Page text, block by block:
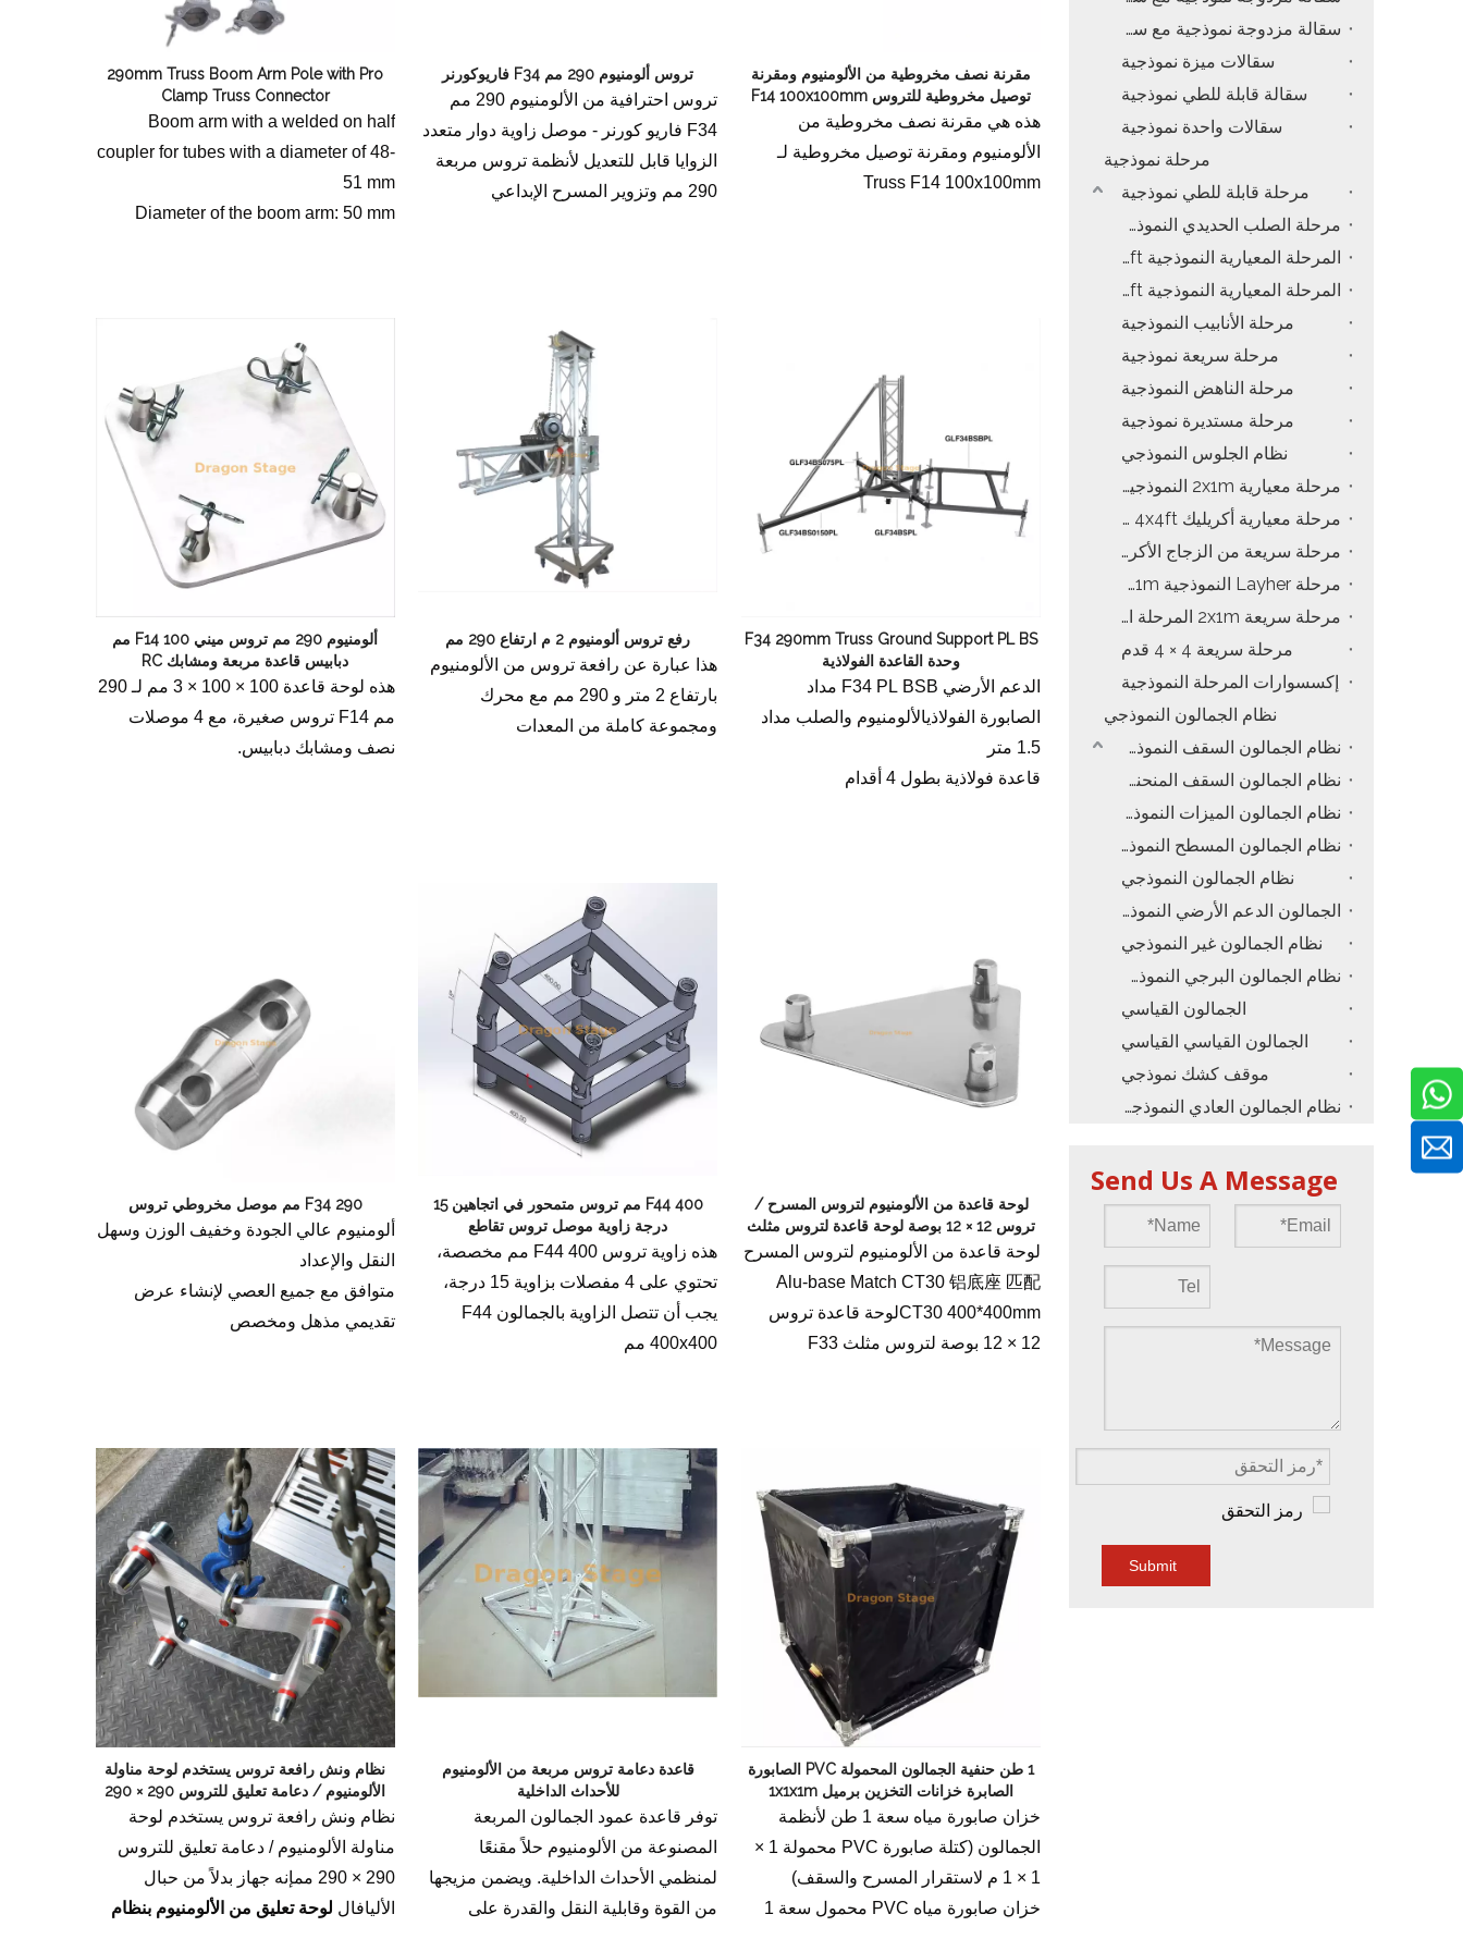
أدوات المسرح وملحقاتها مجوهرات مناسبات الزفاف
صندوق تعبئة الحدث
تروس أسعار المنتجات ذات الصلة
سعر حالة الرحلة
سعر إضاءة المسرح
290mm Truss Boom Arm Pole with Pro
Clamp Truss Connector
Boom arm with a welded on half
coupler for tubes with a diameter of 48-
51 mm
Diameter of the boom arm: 50 mm
تروس ألومنيوم 290 مم F34 فاريوكورنر
تروس احترافية من الألومنيوم 290 مم
F34 فاريو كورنر - موصل زاوية دوار متعدد
الزوايا قابل للتعديل لأنظمة تروس مربعة
290 مم وتزوير المسرح الإبداعي
مقرنة نصف مخروطية من الألومنيوم ومقرنة
توصيل مخروطية للتروس F14 100x100mm
هذه هي مقرنة نصف مخروطية من
الألومنيوم ومقرنة توصيل مخروطية لـ
Truss F14 100x100mm
ألومنيوم 290 مم تروس ميني F14 100 مم
دبابيس قاعدة مربعة ومشابك RC
هذه لوحة قاعدة 100 × 100 × 3 مم لـ 290
مم F14 تروس صغيرة، مع 4 موصلات
نصف ومشابك دبابيس.
رفع تروس ألومنيوم 2 م ارتفاع 290 ​​مم
هذا عبارة عن رافعة تروس من الألومنيوم
بارتفاع 2 متر و 290 مم مع محرك
ومجموعة كاملة من المعدات
F34 290mm Truss Ground Support PL BS
وحدة القاعدة الفولاذية
الدعم الأرضي F34 PL BSB مداد
الصابورة الفولاذيالألومنيوم والصلب مداد
1.5 متر
قاعدة فولاذية بطول 4 أقدام
F34 290 مم موصل مخروطي تروس
ألومنيوم عالي الجودة وخفيف الوزن وسهل
النقل والإعداد
متوافق مع جميع العصي لإنشاء عرض
تقديمي مذهل ومخصص
F44 400 مم تروس متمحور في اتجاهين 15
درجة زاوية موصل تروس تقاطع
هذه زاوية تروس F44 400 مم مخصصة،
تحتوي على 4 مفصلات بزاوية 15 درجة،
يجب أن تتصل الزاوية بالجمالون F44
400x400 مم
لوحة قاعدة من الألومنيوم لتروس المسرح /
تروس 12 × 12 بوصة لوحة قاعدة لتروس مثلث
F33
لوحة قاعدة من الألومنيوم لتروس المسرح
Alu-base Match CT30 铝底座 匹配
CT30 400*400mmلوحة قاعدة تروس
12 × 12 بوصة لتروس مثلث F33
نظام ونش رافعة تروس يستخدم لوحة مناولة
الألومنيوم / دعامة تعليق للتروس 290 × 290
مم
نظام ونش رافعة تروس يستخدم لوحة
مناولة الألومنيوم / دعامة تعليق للتروس
290 × 290 ممإنه جهاز بدلاً من حبال
الأليافال لوحة تعليق من الألومنيوم بنظام
قاعدة دعامة تروس مربعة من الألومنيوم
للأحداث الداخلية
توفر قاعدة عمود الجمالون المربعة
المصنوعة من الألومنيوم حلاً مقنعًا
لمنظمي الأحداث الداخلية. ويضمن مزيجها
من القوة وقابلية النقل والقدرة على
1 طن حنفية الجمالون المحمولة PVC الصابورة
الصابرة خزانات التخزين برميل 1x1x1m
خزان صابورة مياه سعة 1 طن لأنظمة
الجمالون (كتلة صابورة PVC محمولة 1 ×
1 × 1 م لاستقرار المسرح والسقف)
خزان صابورة مياه PVC محمول سعة 1
سقالة مزدوجة نموذجية مع سلالم المنحدر
سقالات ميزة نموذجية
سقالة قابلة للطي نموذجية
سقالات واحدة نموذجية
مرحلة نموذجية
مرحلة قابلة للطي نموذجية
مرحلة الصلب الحديدي النموذجي
المرحلة المعيارية النموذجية 4x4ft
المرحلة المعيارية النموذجية 4x8ft
مرحلة الأنابيب النموذجية
مرحلة سريعة نموذجية
مرحلة الناهض النموذجية
مرحلة مستديرة نموذجية
نظام الجلوس النموذجي
مرحلة معيارية 2x1m النموذجية
مرحلة معيارية أكريليك 4x4ft النموذجية
مرحلة سريعة من الزجاج الأكريليك السريع
مرحلة Layher النموذجية 2x1m
مرحلة سريعة 2x1m المرحلة السريعة
مرحلة سريعة 4 × 4 قدم
إكسسوارات المرحلة النموذجية
نظام الجمالون النموذجي
نظام الجمالون السقف النموذجي A-Frame
نظام الجمالون السقف المنحنى النموذجي
نظام الجمالون الميزات النموذجي
نظام الجمالون المسطح النموذجي
نظام الجمالون النموذجي
الجمالون الدعم الأرضي النموذجي LED
نظام الجمالون غير النموذجي
نظام الجمالون البرجي النموذجي
الجمالون القياسي
الجمالون القياسي القياسي
موقف كشك نموذجي
نظام الجمالون العادي النموذجي
Send Us A Message
Submit